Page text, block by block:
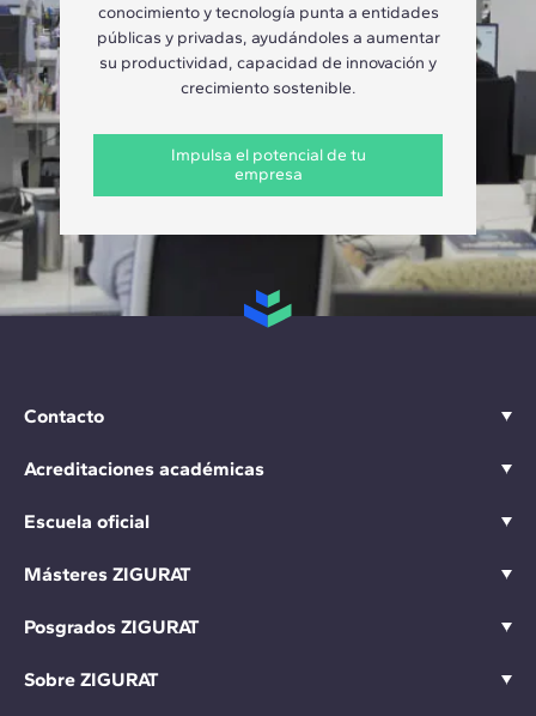
conocimiento y tecnología punta a entidades
públicas y privadas, ayudándoles a aumentar
su productividad, capacidad de innovación y
crecimiento sostenible.
Impulsa el potencial de tu
empresa
Contacto
Acreditaciones académicas
Escuela oficial
Másteres ZIGURAT
Posgrados ZIGURAT
Sobre ZIGURAT